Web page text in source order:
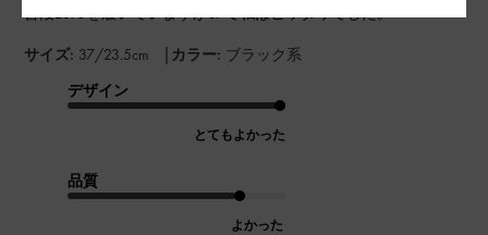
普段23. 5を履いていますが37で私はピッタリでした。
サイズ: 37/23.5cm | カラー: ブラック系
デザイン
とてもよかった
品質
よかった